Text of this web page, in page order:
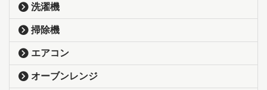
洗濯機
掃除機
エアコン
オーブンレンジ